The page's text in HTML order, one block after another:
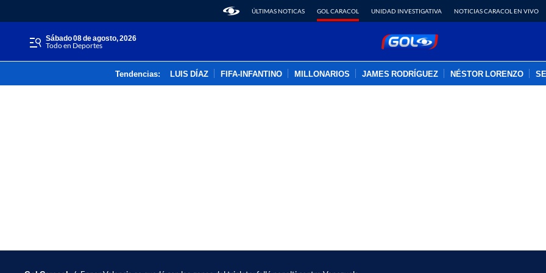
ÚLTIMAS NOTICAS GOL CARACOL UNIDAD INVESTIGATIVA NOTICIAS CARACOL EN VIVO
sábado 08 de agosto, 2026
Todo en Deportes
Tendencias: LUIS DÍAZ FIFA-INFANTINO MILLONARIOS JAMES RODRÍGUEZ NÉSTOR LORENZO